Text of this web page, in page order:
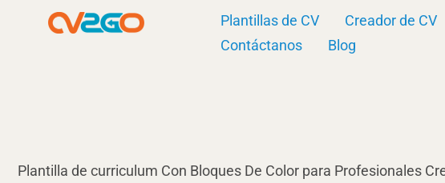
Plantillas de CV Creador de CV
Contáctanos
Blog
Plantilla de curriculum Con Bloques De Color para Profesionales